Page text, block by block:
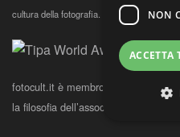
cultura della fotografia.
Sostienici e
fotocult.it è membro TIPA dal 2017.
la filosofia dell’associazione.
NON
ACCETTA